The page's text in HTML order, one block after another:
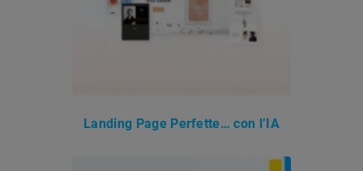
Landing Page Perfette… con l’IA